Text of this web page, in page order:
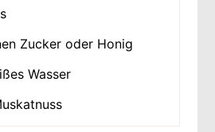
Zucker oder Honig
Wasser